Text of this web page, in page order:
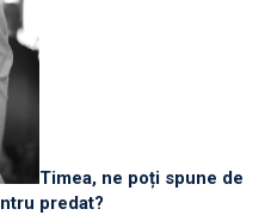
Timea, ne poți spune de
predat?